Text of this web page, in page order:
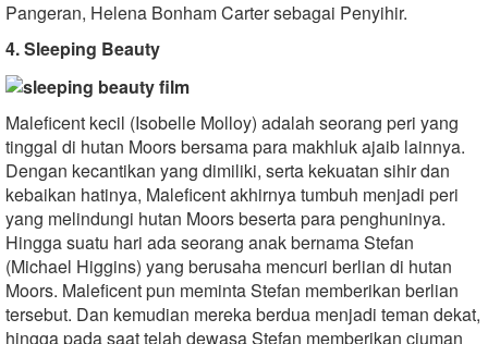
Pangeran, Helena Bonham Carter sebagai Penyihir.
4. Sleeping Beauty
Maleficent kecil (Isobelle Molloy) adalah seorang peri yang
tinggal di hutan Moors bersama para makhluk ajaib lainnya.
Dengan kecantikan yang dimiliki, serta kekuatan sihir dan
kebaikan hatinya, Maleficent akhirnya tumbuh menjadi peri
yang melindungi hutan Moors beserta para penghuninya.
Hingga suatu hari ada seorang anak bernama Stefan
(Michael Higgins) yang berusaha mencuri berlian di hutan
Moors. Maleficent pun meminta Stefan memberikan berlian
tersebut. Dan kemudian mereka berdua menjadi teman dekat,
hingga pada saat telah dewasa Stefan memberikan ciuman